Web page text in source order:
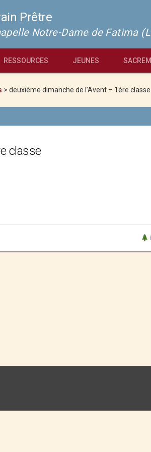
Prêtre
Notre-Dame de Fatima
RESSOURCES JEUNES
> deuxième dimanche de l’Avent – 1ère classe
classe